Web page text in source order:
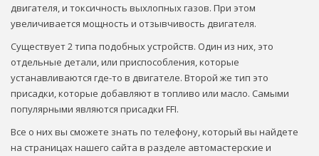
двигателя, и токсичность выхлопных газов. При этом
увеличивается мощность и отзывчивость двигателя.
Существует 2 типа подобных устройств. Один из них, это
отдельные детали, или приспособления, которые
устанавливаются где-то в двигателе. Второй же тип это
присадки, которые добавляют в топливо или масло. Самыми
популярными являются присадки FFI.
Все о них вы сможете знать по телефону, который вы найдете
на страницах нашего сайта в разделе автомастерские и